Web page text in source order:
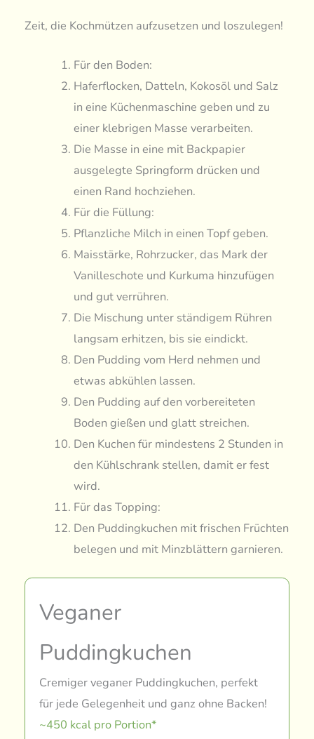
Zeit, die Kochmützen aufzusetzen und loszulegen!
Für den Boden:
Haferflocken, Datteln, Kokosöl und Salz
in eine Küchenmaschine geben und zu
einer klebrigen Masse verarbeiten.
Die Masse in eine mit Backpapier
ausgelegte Springform drücken und
einen Rand hochziehen.
Für die Füllung:
Pflanzliche Milch in einen Topf geben.
Maisstärke, Rohrzucker, das Mark der
Vanilleschote und Kurkuma hinzufügen
und gut verrühren.
Die Mischung unter ständigem Rühren
langsam erhitzen, bis sie eindickt.
Den Pudding vom Herd nehmen und
etwas abkühlen lassen.
Den Pudding auf den vorbereiteten
Boden gießen und glatt streichen.
Den Kuchen für mindestens 2 Stunden in
den Kühlschrank stellen, damit er fest
wird.
Für das Topping:
Den Puddingkuchen mit frischen Früchten
belegen und mit Minzblättern garnieren.
Veganer
Puddingkuchen
Cremiger veganer Puddingkuchen, perfekt
für jede Gelegenheit und ganz ohne Backen!
~450 kcal pro Portion*